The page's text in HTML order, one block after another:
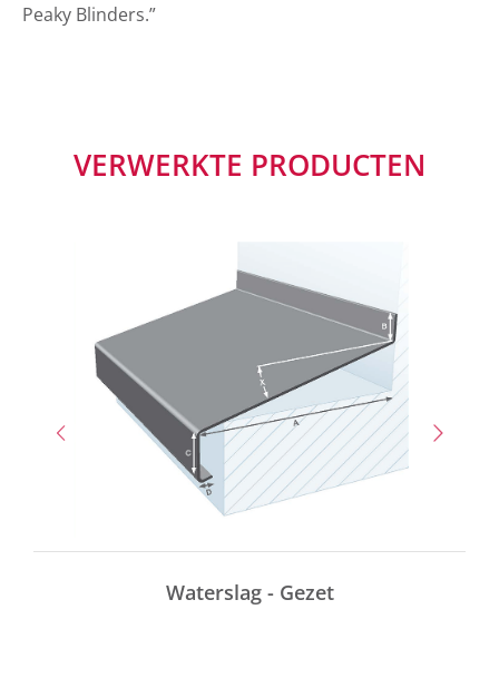
Peaky Blinders.”
VERWERKTE PRODUCTEN
Waterslag - Gezet